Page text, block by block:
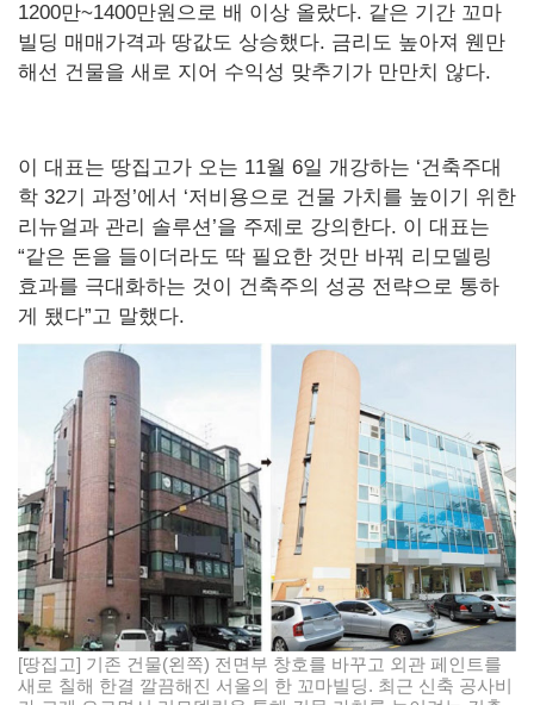
1200만~1400만원으로 배 이상 올랐다. 같은 기간 꼬마
빌딩 매매가격과 땅값도 상승했다. 금리도 높아져 웬만
해선 건물을 새로 지어 수익성 맞추기가 만만치 않다.
이 대표는 땅집고가 오는 11월 6일 개강하는 ‘건축주대
학 32기 과정’에서 ‘저비용으로 건물 가치를 높이기 위한
리뉴얼과 관리 솔루션’을 주제로 강의한다. 이 대표는
“같은 돈을 들이더라도 딱 필요한 것만 바꿔 리모델링
효과를 극대화하는 것이 건축주의 성공 전략으로 통하
게 됐다”고 말했다.
[땅집고] 기존 건물(왼쪽) 전면부 창호를 바꾸고 외관 페인트를
새로 칠해 한결 깔끔해진 서울의 한 꼬마빌딩. 최근 신축 공사비